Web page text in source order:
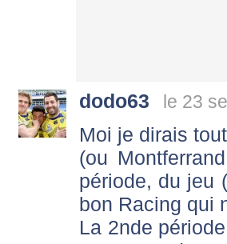
dodo63 le 23
Moi je dirais
(ou
période, du jeu
bon Racing qui
La 2nde